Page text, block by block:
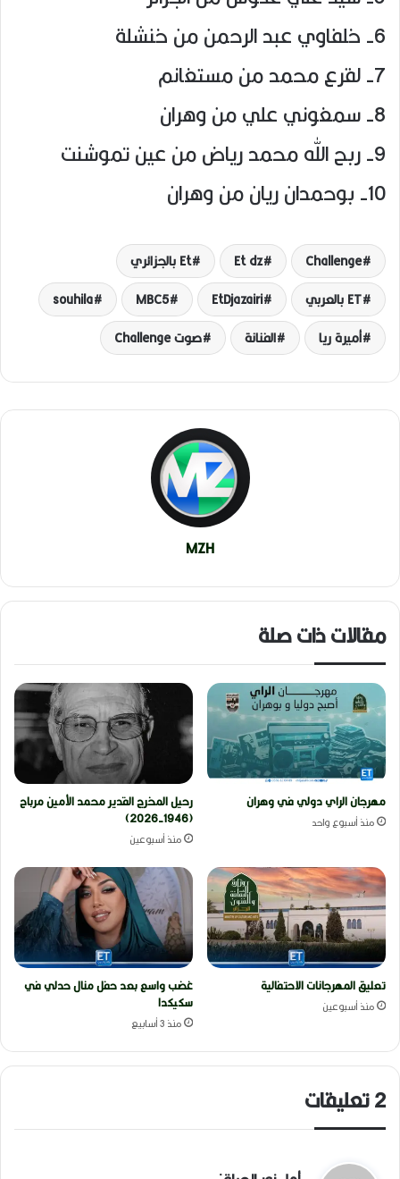
6- خلفاوي عبد الرحمن من خنشلة
7- لقرع محمد من مستغانم
8- سمغوني علي من وهران
9- ربح الله محمد رياض من عين تموشنت
10- بوحمدان ريان من وهران
Challenge
Et dz
Et بالجزائري
ET بالعربي
EtDjazairi
MBC5
souhila
أميرة ريا
الفنانة صوت Challenge
MZH
مقالات ذات صلة
مهرجان الراي دولي في وهران
منذ أسبوع واحد
رحيل المخرج القدير محمد الأمين مرباح
(1946-2026)
منذ أسبوعين
تعليق المهرجانات الاحتفالية
منذ أسبوعين
غضب واسع بعد حفل منال حدلي في
سكيكدا
منذ 3 أسابيع
‫2 تعليقات